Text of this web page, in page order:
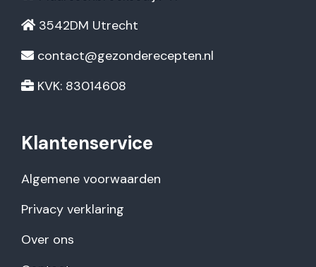
3542DM Utrecht
contact@gezonderecepten.nl
KVK: 83014608
Klantenservice
Algemene voorwaarden
Privacy verklaring
Over ons